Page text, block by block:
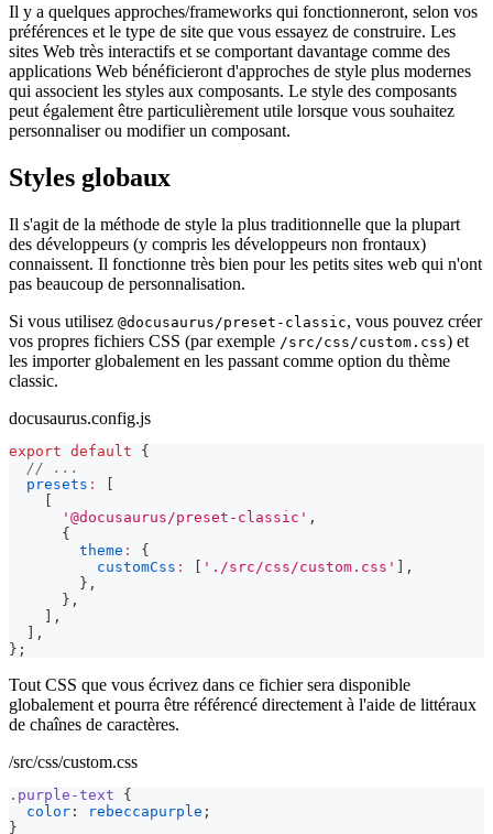
Il y a quelques approches/frameworks qui fonctionneront, selon vos
préférences et le type de site que vous essayez de construire. Les
sites Web très interactifs et se comportant davantage comme des
applications Web bénéficieront d'approches de style plus modernes
qui associent les styles aux composants. Le style des composants
peut également être particulièrement utile lorsque vous souhaitez
personnaliser ou modifier un composant.
Styles globaux
Il s'agit de la méthode de style la plus traditionnelle que la plupart
des développeurs (y compris les développeurs non frontaux)
connaissent. Il fonctionne très bien pour les petits sites web qui n'ont
pas beaucoup de personnalisation.
Si vous utilisez @docusaurus/preset-classic, vous pouvez créer
vos propres fichiers CSS (par exemple /src/css/custom.css) et
les importer globalement en les passant comme option du thème
classic.
docusaurus.config.js
export default
{
// ...
presets :
'@docusaurus/preset-classic' ,
{
theme :
{
customCss : './src/css/custom.css'
,
} ,
} ,
,
,
} ;
Tout CSS que vous écrivez dans ce fichier sera disponible
globalement et pourra être référencé directement à l'aide de littéraux
de chaînes de caractères.
/src/css/custom.css
.purple-text
{
color : rebeccapurple ;
}